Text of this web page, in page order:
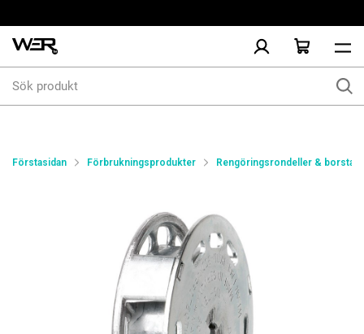
produkt
Förstasidan Förbrukningsprodukter Rengöringsrondeller & borstar